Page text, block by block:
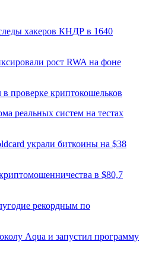
хакеров КНДР в 1640
рост RWA на фоне
проверке криптокошельков
реальных систем на тестах
украли биткоины на $38
в $80,7
рекордным по
Aqua и запустил программу